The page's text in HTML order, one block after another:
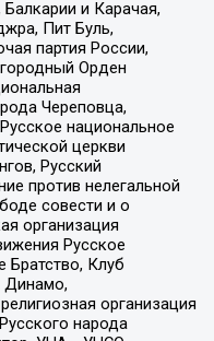
и Карачая,
Пит Буль,
партия России,
Орден
Череповца,
национальное
церкви
Русский
против нелегальной
совести и о
организация
Русское
Братство, Клуб
Динамо,
организация
народа